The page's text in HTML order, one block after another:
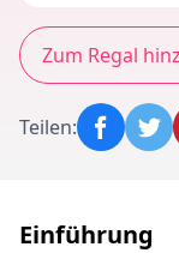
Zum Regal
Teilen:
Einführung